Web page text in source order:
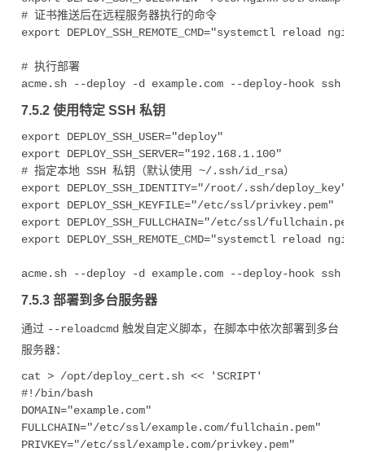
# 证书推送后在远程服务器执行的命令
export DEPLOY_SSH_REMOTE_CMD="systemctl reload
# 执行部署
7.5.2 使用特定 SSH 私钥
export DEPLOY_SSH_USER="deploy"
export DEPLOY_SSH_SERVER="192.168.1.100"
# 指定本地 SSH 私钥（默认使用 ~/.ssh/id_rsa）
export DEPLOY_SSH_IDENTITY="/root/.ssh/deploy_key"
export DEPLOY_SSH_KEYFILE="/etc/ssl/privkey.pem"
export DEPLOY_SSH_FULLCHAIN="/etc/ssl/fullchain.pem"
export DEPLOY_SSH_REMOTE_CMD="systemctl reload
7.5.3 部署到多台服务器
通过 --reloadcmd 触发自定义脚本，在脚本中依次部署到多台
服务器：
cat > /opt/deploy_cert.sh << 'SCRIPT'
#!/bin/bash
DOMAIN="example.com"
FULLCHAIN="/etc/ssl/example.com/fullchain.pem"
PRIVKEY="/etc/ssl/example.com/privkey.pem"